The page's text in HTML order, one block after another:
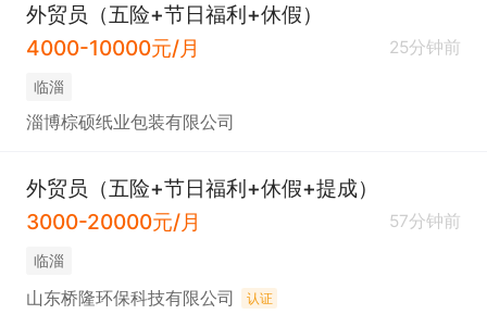
外贸员（五险+节日福利+休假）
4000-10000元/月
25分钟前
临淄
淄博棕硕纸业包装有限公司
外贸员（五险+节日福利+休假+提成）
3000-20000元/月
57分钟前
临淄
山东桥隆环保科技有限公司 认证